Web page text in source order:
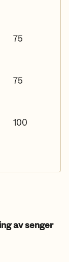
75
75
100
av senger